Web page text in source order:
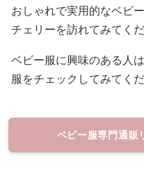
おしゃれで実用的なベビ
チェリーを訪れてみてくだ
ベビー服に興味のある人
服をチェックしてみてくだ
ベビー服専門通販